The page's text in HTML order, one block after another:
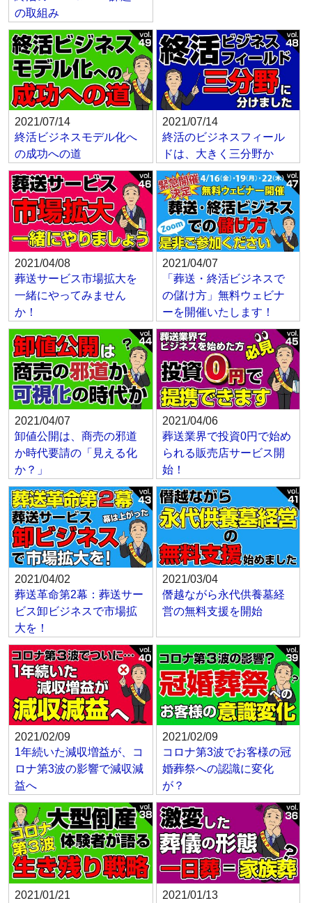
の取組み
2021/07/14
終活ビジネスモデル化へ
の成功への道
2021/07/14
終活のビジネスフィール
ドは、大きく三分野か
2021/04/08
葬送サービス市場拡大を
一緒にやってみません
か！
2021/04/07
「葬送・終活ビジネスで
の儲け方」無料ウェビナ
ーを開催いたします！
2021/04/07
卸値公開は、商売の邪道
か時代要請の「見える化
か？」
2021/04/06
葬送業界で投資0円で始め
られる販売店サービス開
始！
2021/04/02
葬送革命第2幕：葬送サー
ビス卸ビジネスで市場拡
大を！
2021/03/04
僭越ながら永代供養墓経
営の無料支援を開始
2021/02/09
1年続いた減収増益が、コ
ロナ第3波の影響で減収減
益へ
2021/02/09
コロナ第3波でお客様の冠
婚葬祭への認識に変化
が？
2021/01/21
2021/01/13